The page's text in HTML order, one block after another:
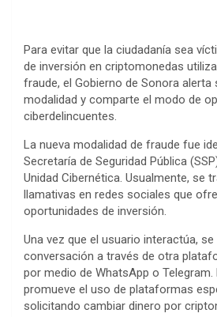
Para evitar que la ciudadanía sea
de inversión en criptomonedas
fraude, el Gobierno de Sonora alerta
modalidad y comparte el modo de
ciberdelincuentes.
La nueva modalidad de fraude fue
Secretaría de Seguridad Pública
Unidad Cibernética. Usualmente, se
llamativas en redes sociales que
oportunidades de inversión.
Una vez que el usuario interactúa,
conversación a través de otra
por medio de WhatsApp o Telegram.
promueve el uso de plataformas
solicitando cambiar dinero por